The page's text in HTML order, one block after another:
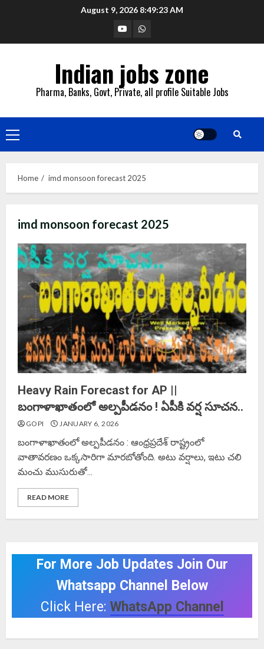
August 9, 2026 8:49:24 AM
YouTubeWhatsapp
Indian jobs zone
Pharma, Banks, Govt, Private, all profile Suitable Jobs
Primary
Menu
Home imd monsoon forecast 2025
imd monsoon forecast 2025
Heavy Rain Forecast for AP ||
బంగాళాఖాతంలో అల్పపీడనం ! ఏపీకి వర్ష సూచన..
GOPI JANUARY 6, 2026
బంగాళాఖాతంలో అల్పపీడనం : ఆంధ్రప్రదేశ్ రాష్ట్రంలో
వాతావరణం ఒక్కసారిగా మారబోతోంది. అటు వర్షాలు, ఇటు చలి
మంచు ముసురుతో...
READ MORE
For More Job Updates Join Our
Whatsapp Channel Below
Click Here: WhatsApp Channel